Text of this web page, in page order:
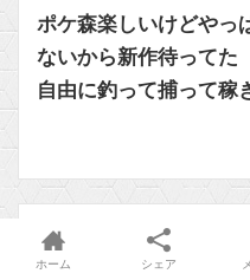
ポケ森楽しいけどやっ
ないから新作待ってた
自由に釣って捕って稼
21. 2018年04月12日20:00
つながれどうぶつの森
ホーム シェア